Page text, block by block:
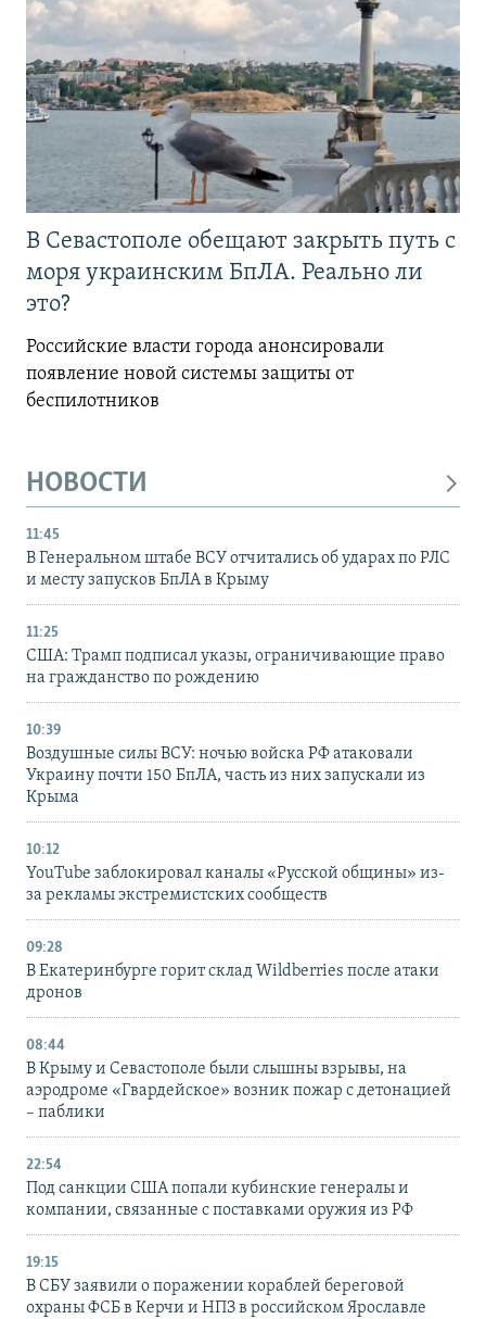
В Севастополе обещают закрыть путь с
моря украинским БпЛА. Реально ли
это?
Российские власти города анонсировали
появление новой системы защиты от
беспилотников
НОВОСТИ
11:45
В Генеральном штабе ВСУ отчитались об ударах по РЛС
и месту запусков БпЛА в Крыму
11:25
США: Трамп подписал указы, ограничивающие право
на гражданство по рождению
10:39
Воздушные силы ВСУ: ночью войска РФ атаковали
Украину почти 150 БпЛА, часть из них запускали из
Крыма
10:12
YouTube заблокировал каналы «Русской общины» из-
за рекламы экстремистских сообществ
09:28
В Екатеринбурге горит склад Wildberries после атаки
дронов
08:44
В Крыму и Севастополе были слышны взрывы, на
аэродроме «Гвардейское» возник пожар с детонацией
– паблики
22:54
Под санкции США попали кубинские генералы и
компании, связанные с поставками оружия из РФ
19:15
В СБУ заявили о поражении кораблей береговой
охраны ФСБ в Керчи и НПЗ в российском Ярославле